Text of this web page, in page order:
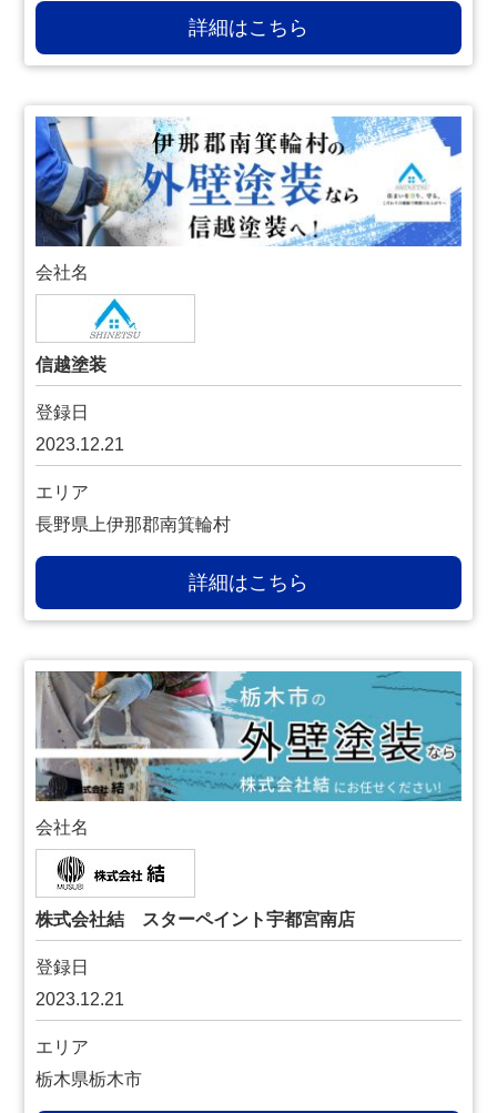
詳細はこちら
会社名
信越塗装
登録日
2023.12.21
エリア
長野県上伊那郡南箕輪村
詳細はこちら
会社名
株式会社結 スターペイント宇都宮南店
登録日
2023.12.21
エリア
栃木県栃木市